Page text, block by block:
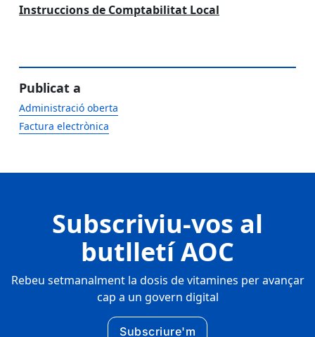
Instruccions de Comptabilitat Local
Publicat a
Administració oberta
Factura electrònica
Subscriviu-vos al
butlletí AOC
Rebeu setmanalment la dosis de vitamines per avançar
cap a un govern digital
Subscriure'm